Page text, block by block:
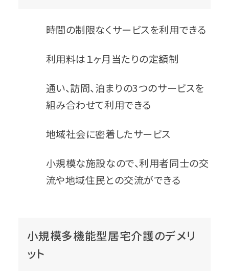
時間の制限なくサービスを利用できる
利用料は１ヶ月当たりの定額制
通い、訪問、泊まりの3つのサービスを
組み合わせて利用できる
地域社会に密着したサービス
小規模な施設なので、利用者同士の交
流や地域住民との交流ができる
小規模多機能型居宅介護のデメリ
ット